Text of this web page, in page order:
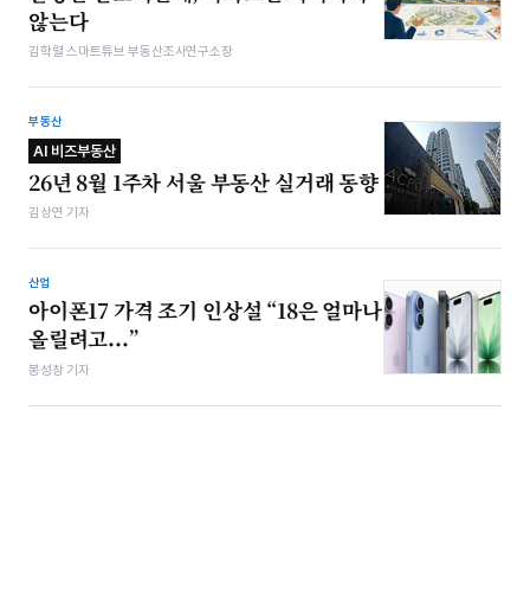
않는다
김학렬 스마트튜브 부동산조사연구소장
부동산
AI 비즈부동산
26년 8월 1주차 서울 부동산 실거래 동향
김상연 기자
산업
아이폰17 가격 조기 인상설 “18은 얼마나
올릴려고...”
봉성창 기자